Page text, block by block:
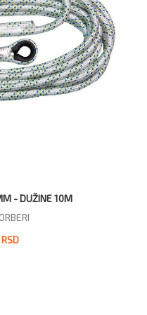
- DUŽINE 10M